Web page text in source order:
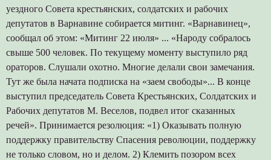
уездного Совета крестьянских, солдатских и рабочих
депутатов в Варнавине собирается митинг. «Варнавинец»,
сообщал об этом: «Митинг 22 июля» ... «Народу собралось
свыше 500 человек. По текущему моменту выступило ряд
ораторов. Слушали охотно. Многие делали свои замечания.
Тут же была начата подписка на «заем свободы»... В конце
выступил председатель Совета Крестьянских, Солдатских и
Рабочих депутатов М. Веселов, подвел итог сказанных
речей». Принимается резолюция: «1) Оказывать полную
поддержку правительству Спасения революции, поддержку
не только словом, но и делом. 2) Клемить позором всех